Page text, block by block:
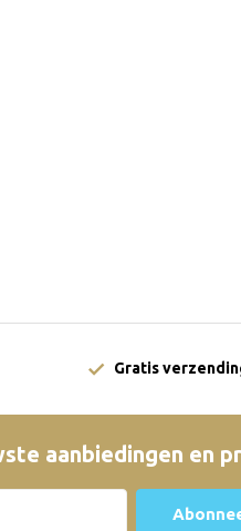
Gratis
aanbiedingen en